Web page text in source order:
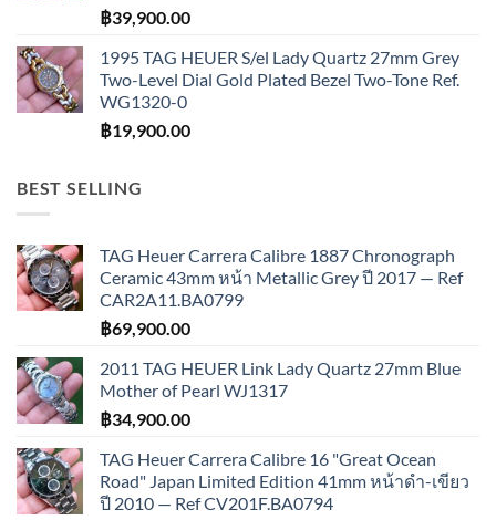
฿39,900.00
1995 TAG HEUER S/el Lady Quartz 27mm Grey
Two-Level Dial Gold Plated Bezel Two-Tone Ref.
WG1320-0
฿19,900.00
BEST SELLING
TAG Heuer Carrera Calibre 1887 Chronograph
Ceramic 43mm หน้า Metallic Grey ปี 2017 — Ref
CAR2A11.BA0799
฿69,900.00
2011 TAG HEUER Link Lady Quartz 27mm Blue
Mother of Pearl WJ1317
฿34,900.00
TAG Heuer Carrera Calibre 16 "Great Ocean
Road" Japan Limited Edition 41mm หน้าดำ-เขียว
ปี 2010 — Ref CV201F.BA0794